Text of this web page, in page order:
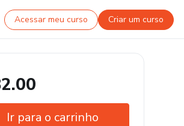
Acessar meu curso Criar um curso
Ir para o carrinho